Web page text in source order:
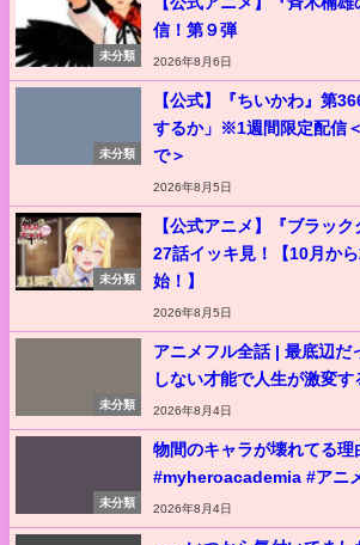
未分類
信！第９弾
2026年8月6日
未分類
【公式】『ちいかわ』第
するか」※1週間限定配信
で＞
2026年8月5日
未分類
【公式アニメ】『ブラッ
27話イッキ見！【10月か
始！】
2026年8月5日
未分類
アニメフル全話 | 最底辺だ
しない才能で人生が激変す
2026年8月4日
未分類
物間のキャラが壊れてる理
#myheroacademia #アニ
2026年8月4日